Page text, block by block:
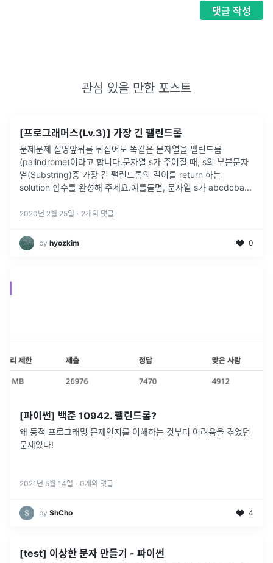
댓글 작성
관심 있을 만한 포스트
[프로그래머스(Lv.3)] 가장 긴 팰린드롬
문제문제 설명앞뒤를 뒤집어도 똑같은 문자열을 팰린드롬
(palindrome)이라고 합니다.문자열 s가 주어질 때, s의 부분문자
열(Substring)중 가장 긴 팰린드롬의 길이를 return 하는
solution 함수를 완성해 주세요.예를들면, 문자열 s가 abcdcba...
2020년 2월 25일 · 2개의 댓글
by hyozkim 0
[파이썬] 백준 10942. 팰린드롬?
왜 동적 프로그래밍 문제인지를 이해하는 것부터 어려움을 겪었던
문제였다!
2021년 5월 14일 · 0개의 댓글
by ShCho 4
[test] 이상한 문자 만들기 - 파이썬